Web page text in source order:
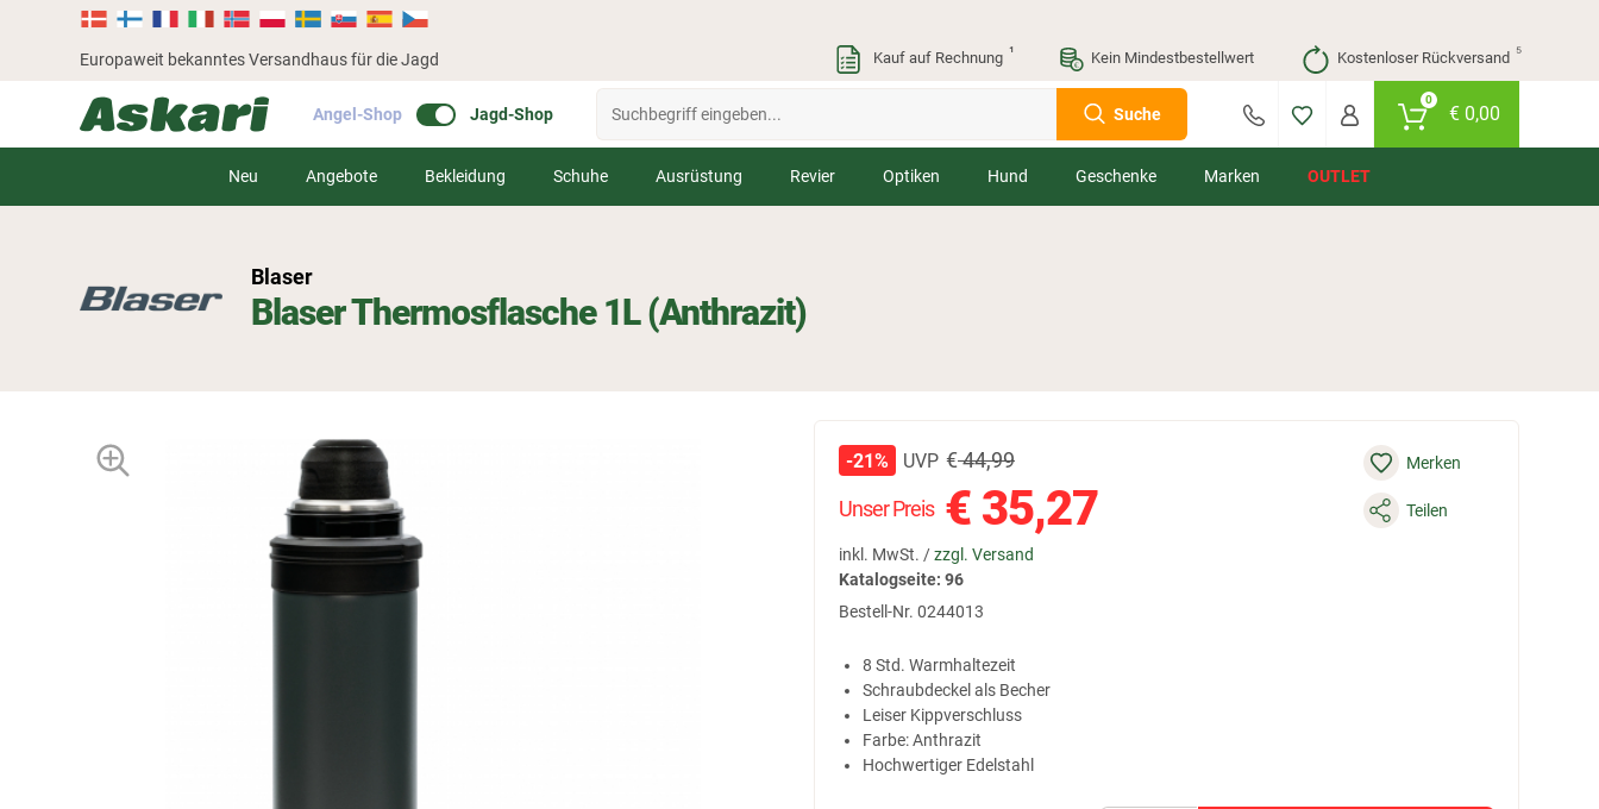
Europaweit bekanntes Versandhaus für die Jagd Kauf auf Rechnung ¹ Kein Mindestbestellwert Kostenloser Rückversand ⁵
Angel-Shop Jagd-Shop Suche
0
€0,00
Neu Angebote Bekleidung Schuhe Ausrüstung Revier Optiken Hund Geschenke Marken OUTLET
Blaser Thermosflasche 1L (Anthrazit)
Blaser
Unser Preis € 35,27
inkl. MwSt. /zzgl. Versand
-21% UVP €44,99
Katalogseite: 96
Bestell-Nr. 0244013
Merken
Teilen
8 Std. Warmhaltezeit
Schraubdeckel als Becher
Leiser Kippverschluss
Farbe: Anthrazit
Hochwertiger Edelstahl